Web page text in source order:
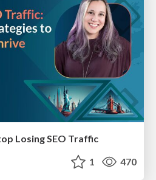
Losing SEO Traffic
1 470